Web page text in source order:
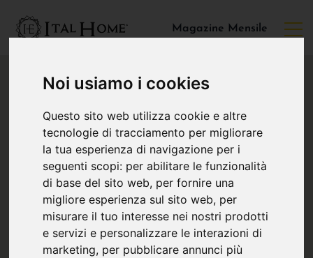
Noi usiamo i cookies
Questo sito web utilizza cookie e altre
tecnologie di tracciamento per migliorare
la tua esperienza di navigazione per i
seguenti scopi: per abilitare le funzionalità
di base del sito web, per fornire una
migliore esperienza sul sito web, per
misurare il tuo interesse nei nostri prodotti
e servizi e personalizzare le interazioni di
marketing, per pubblicare annunci più
Magazine Mensile